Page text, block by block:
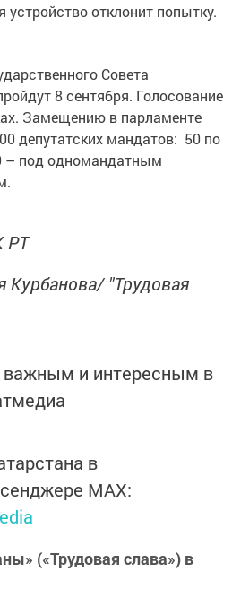
устройство отклонит попытку.
Совета
8 сентября. Голосование
Замещению в парламенте
депутатских мандатов: 50 по
– под одномандатным
РТ
Курбанова/ "Трудовая
и интересным в
в
MАХ:
(«Трудовая слава») в